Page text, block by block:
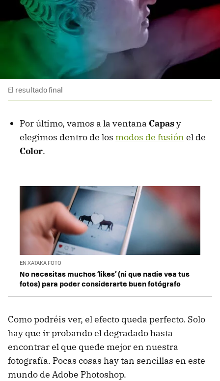
El resultado final
Por último, vamos a la ventana Capasy
elegimos dentro de los modos de fusión el de
Color.
EN XATAKA FOTO
No necesitas muchos ‘likes’ (ni que nadie vea tus
fotos) para poder considerarte buen fotógrafo
Como podréis ver, el efecto queda perfecto. Solo
hay que ir probando el degradado hasta
encontrar el que quede mejor en nuestra
fotografía. Pocas cosas hay tan sencillas en este
mundo de Adobe Photoshop.